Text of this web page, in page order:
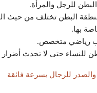
للرجل والمرأة.
البطن تختلف من حيث
بها.
رياضي متخصص.
للنساء حتى لا تحدث أضرار
للرجال بسرعة فائقة